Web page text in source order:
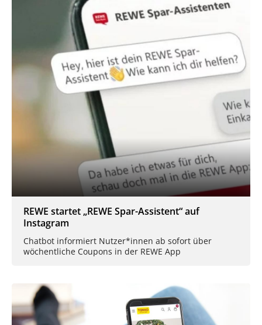
REWE startet „REWE Spar-Assistent“ auf
Instagram
Chatbot informiert Nutzer*innen ab sofort über
wöchentliche Coupons in der REWE App